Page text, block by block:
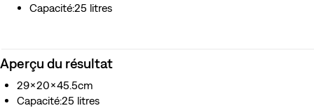
Capacité:25 litres
Aperçu du résultat
29x20x45.5cm
Capacité:25 litres